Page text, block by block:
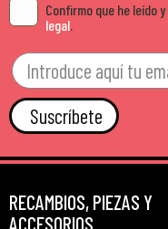
Confirmo que he leído
legal.
Suscríbete
RECAMBIOS, PIEZAS Y
ACCESORIOS